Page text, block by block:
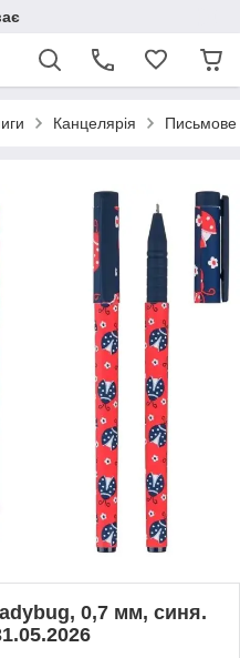
Канцелярія
0,7 мм, синя.